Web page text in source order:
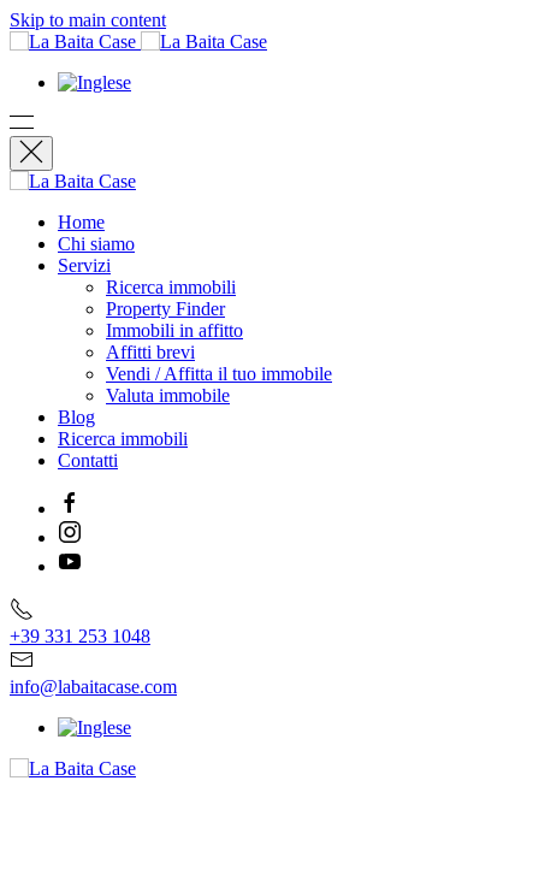
Skip to main content
Home
Chi siamo
Servizi
Ricerca immobili
Property Finder
Immobili in affitto
Affitti brevi
Vendi / Affitta il tuo immobile
Valuta immobile
Blog
Ricerca immobili
Contatti
+39 331 253 1048
info@labaitacase.com